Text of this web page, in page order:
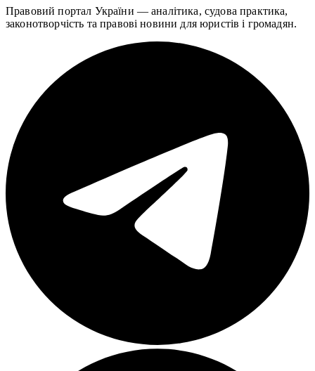
Правовий портал України — аналітика, судова практика,
законотворчість та правові новини для юристів і громадян.